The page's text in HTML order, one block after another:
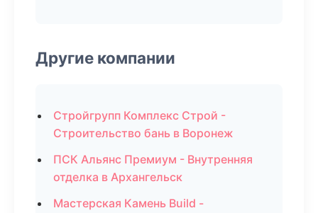
Другие компании
Стройгрупп Комплекс Строй -
Строительство бань в Воронеж
ПСК Альянс Премиум - Внутренняя
отделка в Архангельск
Мастерская Камень Build -